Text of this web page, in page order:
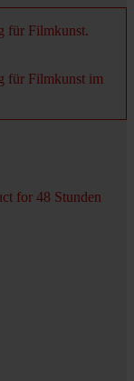
für Filmkunst.
für Filmkunst im
for 48 Stunden